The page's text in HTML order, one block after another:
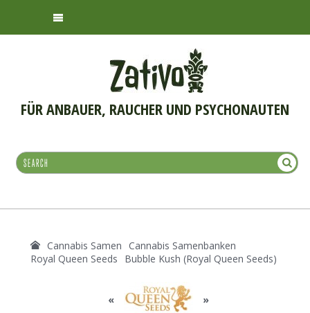
FÜR ANBAUER, RAUCHER UND PSYCHONAUTEN
Cannabis Samen
Cannabis Samenbanken
Royal Queen Seeds
Bubble Kush (Royal Queen Seeds)
« »